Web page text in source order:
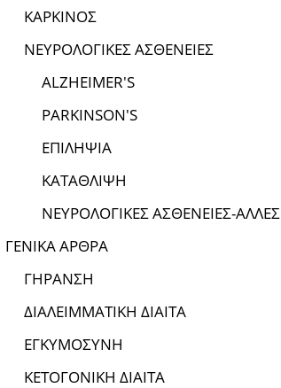
ΚΑΡΚΙΝΟΣ
ΝΕΥΡΟΛΟΓΙΚΕΣ ΑΣΘΕΝΕΙΕΣ
ALZHEIMER'S
PARKINSON'S
ΕΠΙΛΗΨΙΑ
ΚΑΤΑΘΛΙΨΗ
ΝΕΥΡΟΛΟΓΙΚΕΣ ΑΣΘΕΝΕΙΕΣ-ΑΛΛΕΣ
ΓΕΝΙΚΑ ΑΡΘΡΑ
ΓΗΡΑΝΣΗ
ΔΙΑΛΕΙΜΜΑΤΙΚΗ ΔΙΑΙΤΑ
ΕΓΚΥΜΟΣΥΝΗ
ΚΕΤΟΓΟΝΙΚΗ ΔΙΑΙΤΑ